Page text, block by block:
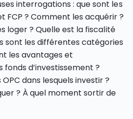
interrogations : que sont les
FCP ? Comment les acquérir ?
loger ? Quelle est la fiscalité
sont les différentes catégories
les avantages et
d’investissement ?
dans lesquels investir ?
? À quel moment sortir de